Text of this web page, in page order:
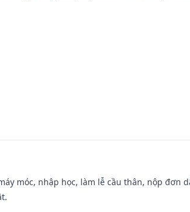
móc, nhập học, làm lễ cầu thân, nộp đơn